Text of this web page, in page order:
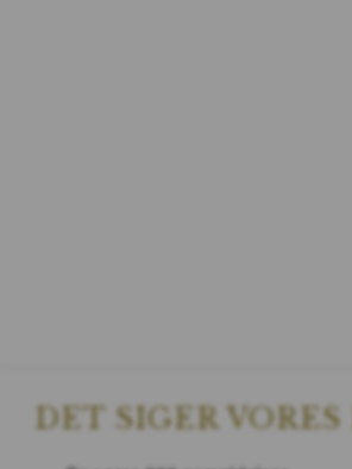
DET SIGER